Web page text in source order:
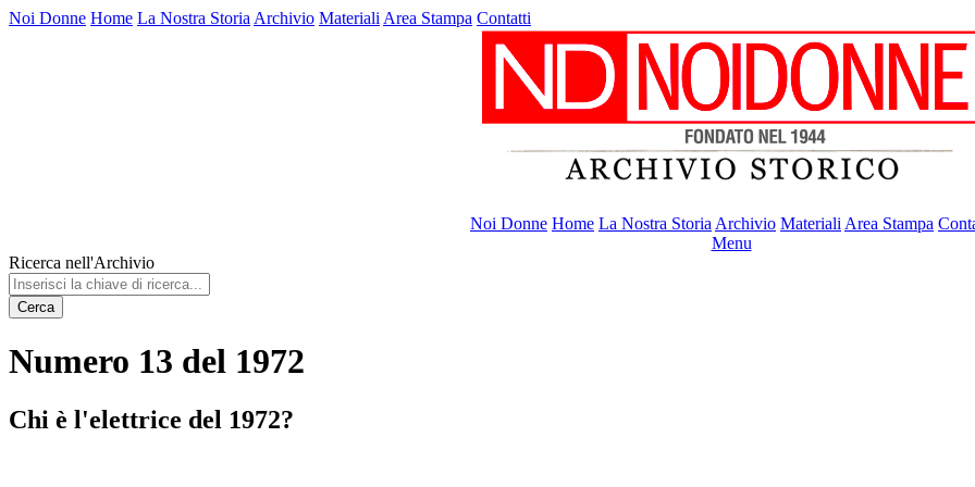
Noi Donne Home La Nostra Storia Archivio Materiali Area Stampa Contatti
Noi Donne Home La Nostra Storia Archivio Materiali Area Stampa
Menu
Ricerca nell'Archivio
Cerca
Numero 13 del 1972
Chi è l'elettrice del 1972?